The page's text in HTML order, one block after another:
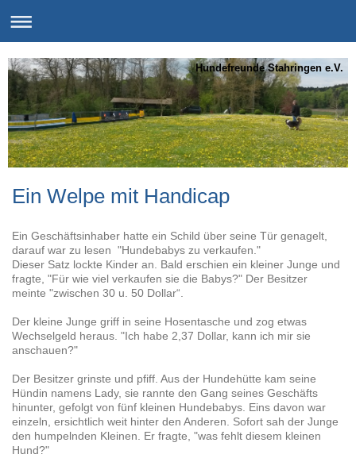
Hundefreunde Stahringen e.V.
Ein Welpe mit Handicap
Ein Geschäftsinhaber hatte ein Schild über seine Tür genagelt,
darauf war zu lesen "Hundebabys zu verkaufen."
Dieser Satz lockte Kinder an. Bald erschien ein kleiner Junge und
fragte, "Für wie viel verkaufen sie die Babys?" Der Besitzer
meinte "zwischen 30 u. 50 Dollar“.
Der kleine Junge griff in seine Hosentasche und zog etwas
Wechselgeld heraus. "Ich habe 2,37 Dollar, kann ich mir sie
anschauen?"
Der Besitzer grinste und pfiff. Aus der Hundehütte kam seine
Hündin namens Lady, sie rannte den Gang seines Geschäfts
hinunter, gefolgt von fünf kleinen Hundebabys. Eins davon war
einzeln, ersichtlich weit hinter den Anderen. Sofort sah der Junge
den humpelnden Kleinen. Er fragte, "was fehlt diesem kleinen
Hund?"